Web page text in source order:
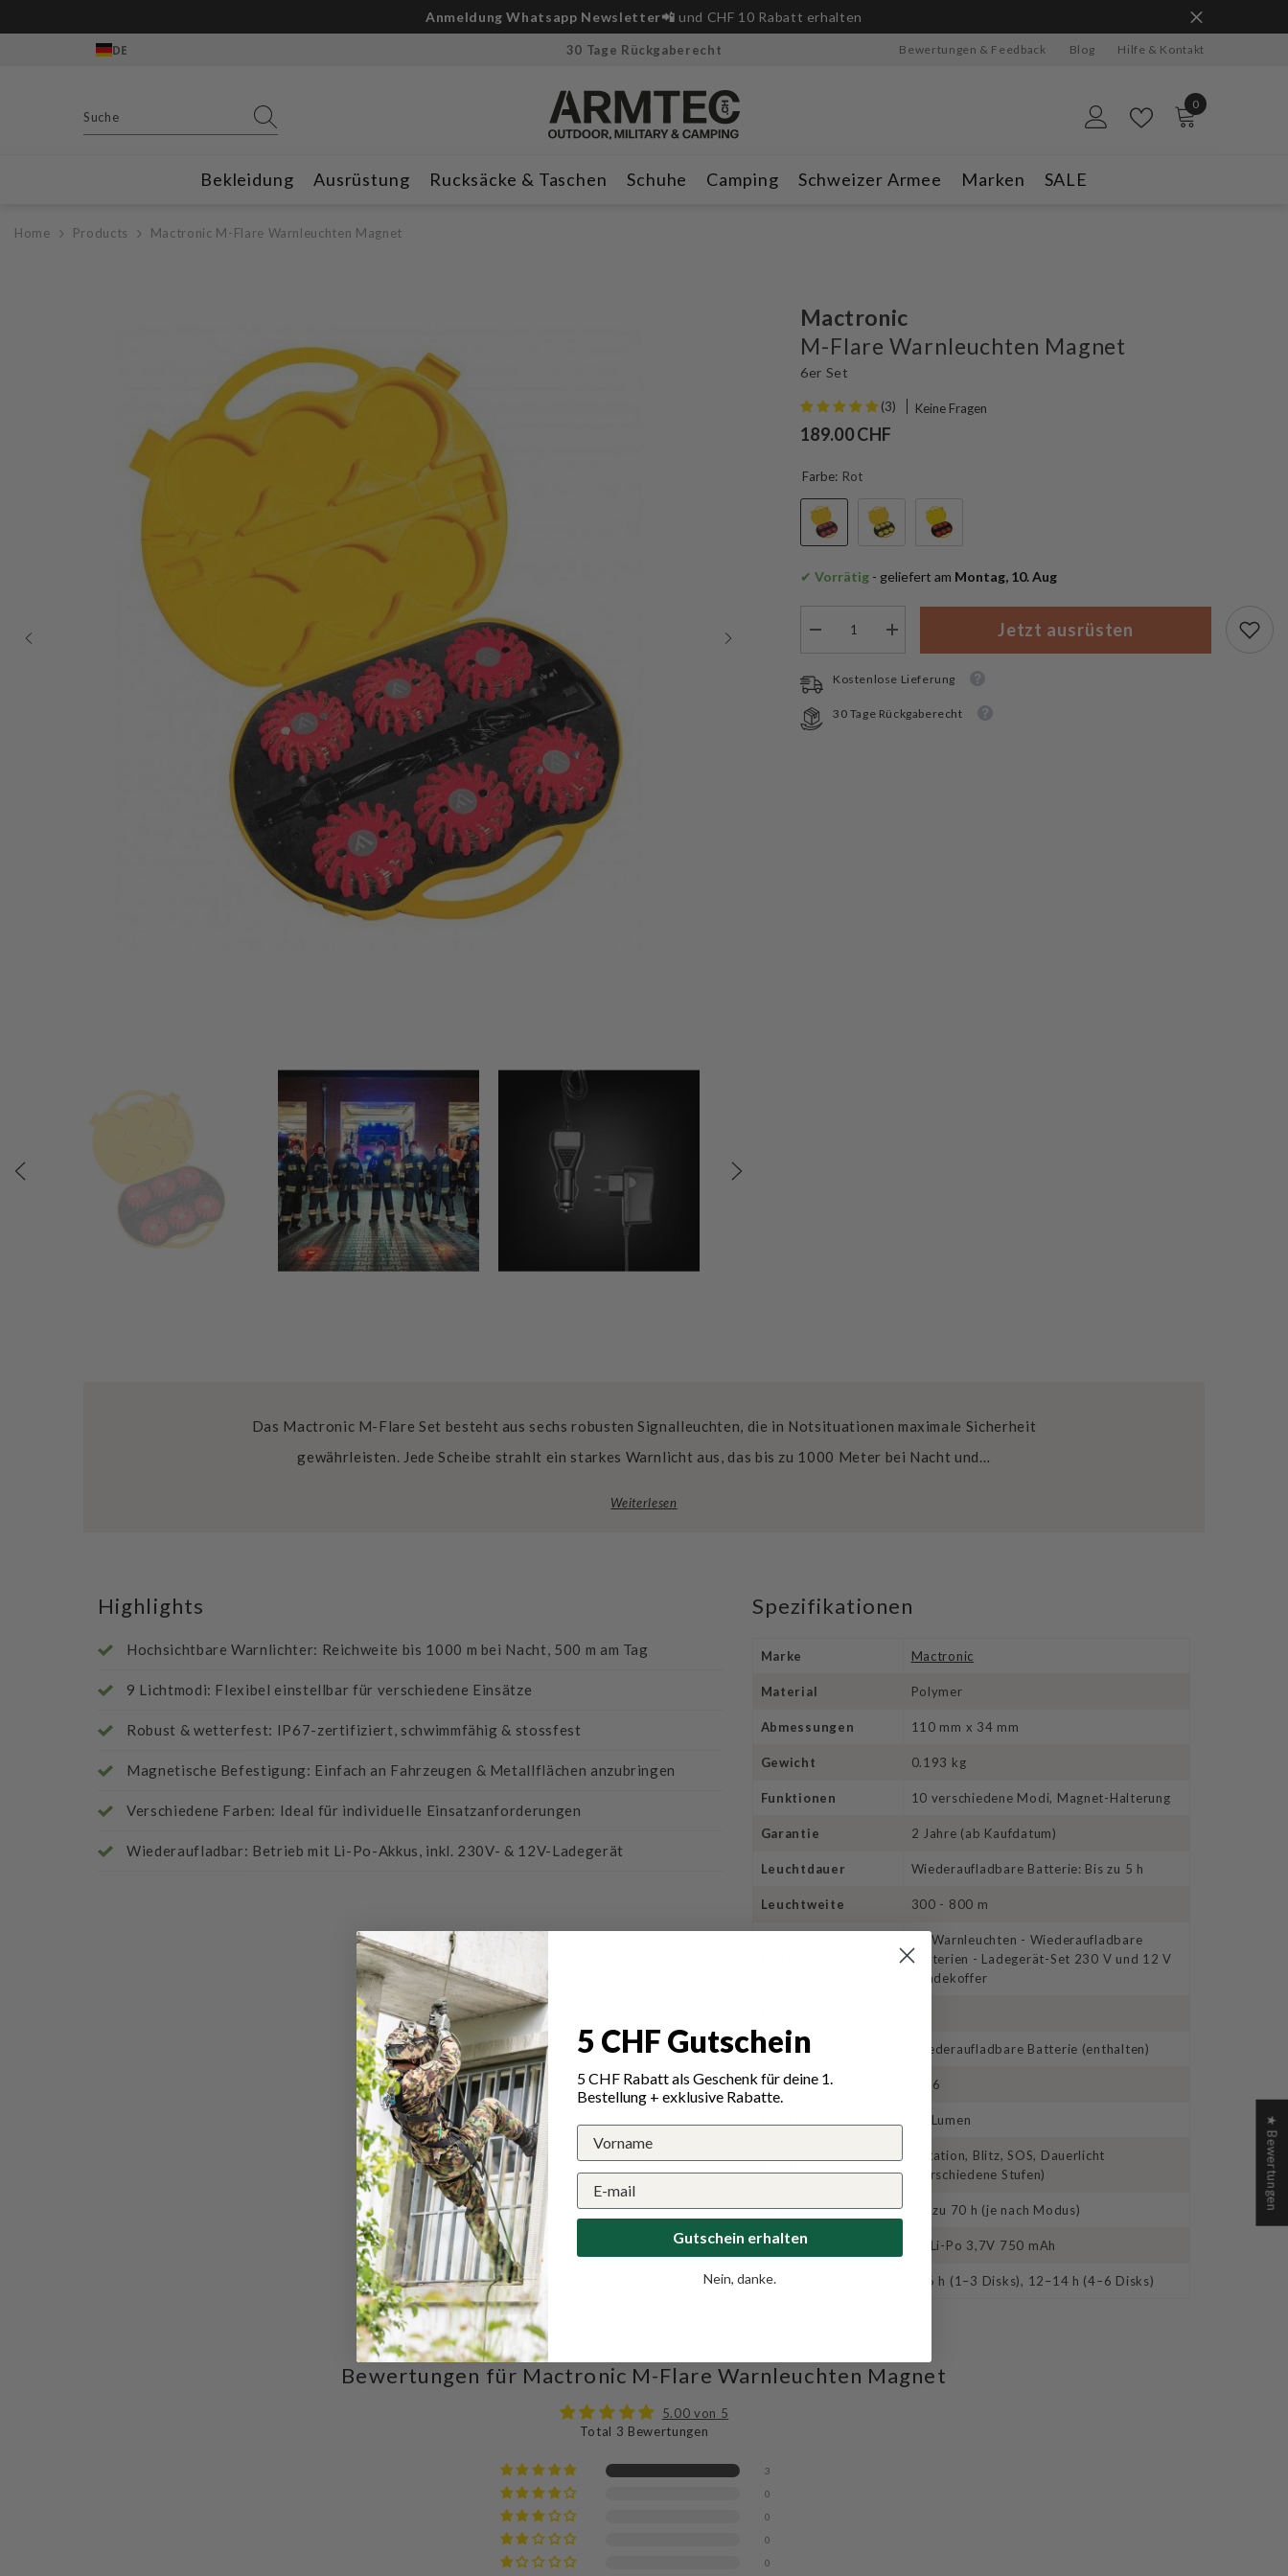
🥳 ab CHF 100 erhältst du ein Geschenk
DE 30 Tage Rückgaberecht Bewertungen & Feedback Blog Hilfe & Kontakt
0
0
Bekleidung Ausrüstung Rucksäcke & Taschen Schuhe Camping Schweizer Armee Marken SALE
Home Products Mactronic M-Flare Warnleuchten Magnet
Mactronic
M-Flare Warnleuchten Magnet
6er Set
(3) Keine Fragen
189.00 CHF
Farbe: Rot
✔ Vorrätig - geliefert am Montag, 10. Aug
Menge
Mactronic
M-
Flare
Warnleuchten
Menge
Mactronic
Flare
Warnleuchten
Jetzt ausrüsten
Kostenlose Lieferung
30 Tage Rückgaberecht
Das Mactronic M-Flare Set besteht aus sechs robusten Signalleuchten, die in Notsituationen maximale Sicherheit
gewährleisten. Jede Scheibe strahlt ein starkes Warnlicht aus, das bis zu 1000 Meter bei Nacht und…
Weiterlesen
Highlights
Hochsichtbare Warnlichter: Reichweite bis 1000 m bei Nacht, 500 m am Tag
9 Lichtmodi: Flexibel einstellbar für verschiedene Einsätze
Robust & wetterfest: IP67-zertifiziert, schwimmfähig & stossfest
Magnetische Befestigung: Einfach an Fahrzeugen & Metallflächen anzubringen
Verschiedene Farben: Ideal für individuelle Einsatzanforderungen
Wiederaufladbar: Betrieb mit Li-Po-Akkus, inkl. 230V- & 12V-Ladegerät
Spezifikationen
Marke Mactronic
Material Polymer
Abmessungen 110 mm x 34 mm
Gewicht 0.193 kg
Funktionen 10 verschiedene Modi, Magnet-Halterung
Garantie 2 Jahre (ab Kaufdatum)
Leuchtdauer Wiederaufladbare Batterie: Bis zu 5 h
Leuchtweite 300 - 800 m
- 6 Warnleuchten - Wiederaufladbare
Batterien - Ladegerät-Set 230 V und 12 V
- Ladekoffer
Stromquelle Wiederaufladbare Batterie (enthalten)
Wasserfestigkeit IPX6
65 Lumen
Lichtmodi
Rotation, Blitz, SOS, Dauerlicht
(verschiedene Stufen)
Betriebsdauer Bis zu 70 h (je nach Modus)
Batterietyp 6x Li-Po 3,7V 750 mAh
Ladezeit 2–6 h (1–3 Disks), 12–14 h (4–6 Disks)
Bewertungen für Mactronic M-Flare Warnleuchten Magnet
5.00 von 5
Total 3 Bewertungen
3
0
0
0
0
★ Bewertungen
5 CHF Gutschein
5 CHF Rabatt als Geschenk für deine 1.
Bestellung + exklusive Rabatte.
Gutschein erhalten
Nein, danke.